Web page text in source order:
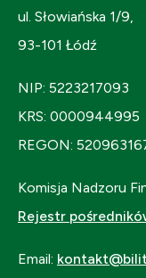
ul. Słowiańska 1/9,
93-101 Łódź
NIP: 5223217093
KRS: 0000944995
REGON:
Komisja Nadzoru
Rejestr
Email: